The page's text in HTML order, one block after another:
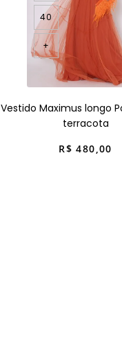
40
+
Vestido Maximus longo
terracota
R$ 480,00